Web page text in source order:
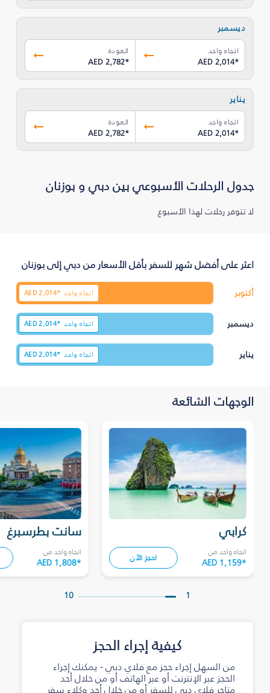
ديسمبر
اتجاه واحد
AED 2,014*
العودة
AED 2,782*
يناير
اتجاه واحد
AED 2,014*
العودة
AED 2,782*
جدول الرحلات الأسبوعي بين دبي و بوزنان
لا تتوفر رحلات لهذا الأسبوع
اعثر على أفضل شهر للسفر بأقل الأسعار من دبي إلى بوزنان
أكتوبر اتجاه واحد AED2,014*
ديسمبر اتجاه واحد AED2,014*
يناير اتجاه واحد AED2,014*
الوجهات الشائعة
سانت بطرسبرغ
اتجاه واحد من
AED 1,808*
كرابي
اتجاه واحد من
AED 1,159* احجز الآن
10 1
كيفية إجراء الحجز
من السهل إجراء حجز مع فلاي دبي - يمكنك إجراء
الحجز عبر الإنترنت أو عبر الهاتف أو من خلال أحد
متاجر فلاي دبي للسفر أو من خلال أحد وكلاء سفر